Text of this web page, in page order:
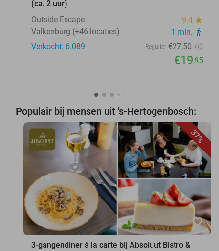
(ca. 2 uur)
Outside Escape
9.4 star
Valkenburg (+46 locaties) 1 min. directions_walk
Verkocht: 6.089 Regulier €27,50
€19,95
Populair bij mensen uit 's-Hertogenbosch:
37%
favorite_border
3-gangendiner à la carte bij Absoluut Bistro &